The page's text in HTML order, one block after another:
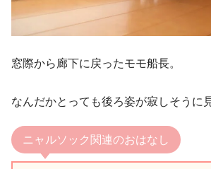
窓際から廊下に戻ったモモ船長。
なんだかとっても後ろ姿が寂しそうに
ニャルソック関連のおはなし